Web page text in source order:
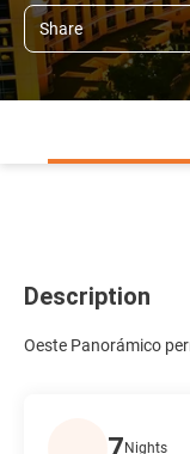
Share
Description
Oeste Panorámico
Nights